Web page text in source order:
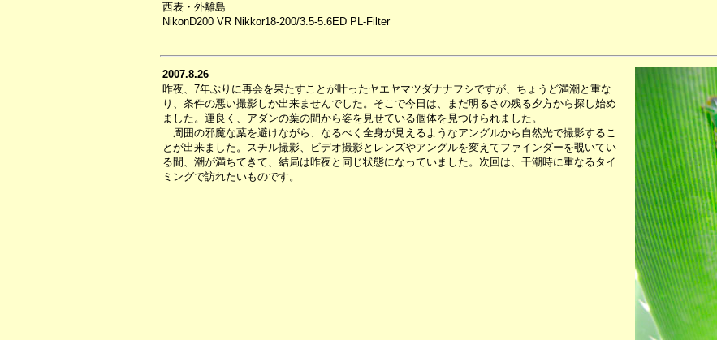
西表・外離島
NikonD200 VR Nikkor18-200/3.5-5.6ED PL-Filter
2007.8.26
昨夜、7年ぶりに再会を果たすことが叶ったヤエヤマツダナナフシですが、ちょうど満潮と重な
り、条件の悪い撮影しか出来ませんでした。そこで今日は、まだ明るさの残る夕方から探し始め
ました。運良く、アダンの葉の間から姿を見せている個体を見つけられました。
周囲の邪魔な葉を避けながら、なるべく全身が見えるようなアングルから自然光で撮影するこ
とが出来ました。スチル撮影、ビデオ撮影とレンズやアングルを変えてファインダーを覗いてい
る間、潮が満ちてきて、結局は昨夜と同じ状態になっていました。次回は、干潮時に重なるタイ
ミングで訪れたいものです。